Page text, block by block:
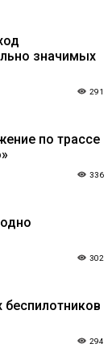
значимых
291
по трассе
336
302
беспилотников
294